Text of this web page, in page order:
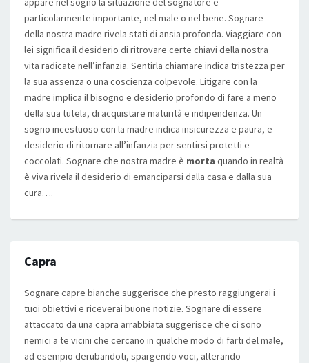
particolarmente importante, nel male o nel bene. Sognare
della nostra madre rivela stati di ansia profonda. Viaggiare con
lei significa il desiderio di ritrovare certe chiavi della nostra
vita radicate nell’infanzia. Sentirla chiamare indica tristezza per
la sua assenza o una coscienza colpevole. Litigare con la
madre implica il bisogno e desiderio profondo di fare a meno
della sua tutela, di acquistare maturità e indipendenza. Un
sogno incestuoso con la madre indica insicurezza e paura, e
desiderio di ritornare all’infanzia per sentirsi protetti e
coccolati. Sognare che nostra madre è morta quando in realtà
è viva rivela il desiderio di emanciparsi dalla casa e dalla sua
cura….
Capra
Sognare capre bianche suggerisce che presto raggiungerai i
tuoi obiettivi e riceverai buone notizie. Sognare di essere
attaccato da una capra arrabbiata suggerisce che ci sono
nemici a te vicini che cercano in qualche modo di farti del male,
ad esempio derubandoti, spargendo voci, alterando